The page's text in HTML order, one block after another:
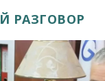
РАЗГОВОР